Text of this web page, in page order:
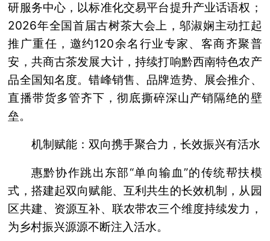
研服务中心，以标准化交易平台提升产业话语权；
2026年全国首届古树茶大会上，邬淑娴主动扛起
推广重任，邀约120余名行业专家、客商齐聚普
安，共商古茶发展大计，持续打响黔西南特色农产
品全国知名度。错峰销售、品牌造势、展会推介、
直播带货多管齐下，彻底撕碎深山产销隔绝的壁
垒。
机制赋能：双向携手聚合力，长效振兴有活水
惠黔协作跳出东部“单向输血”的传统帮扶模
式，搭建起双向赋能、互利共生的长效机制，从园
区共建、资源互补、联农带农三个维度持续发力，
为乡村振兴源源不断注入活水。